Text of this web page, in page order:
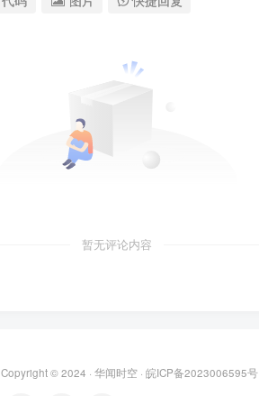
暂无评论内容
Copyright © 2024 · 华闻时空 · 皖ICP备2023006595号